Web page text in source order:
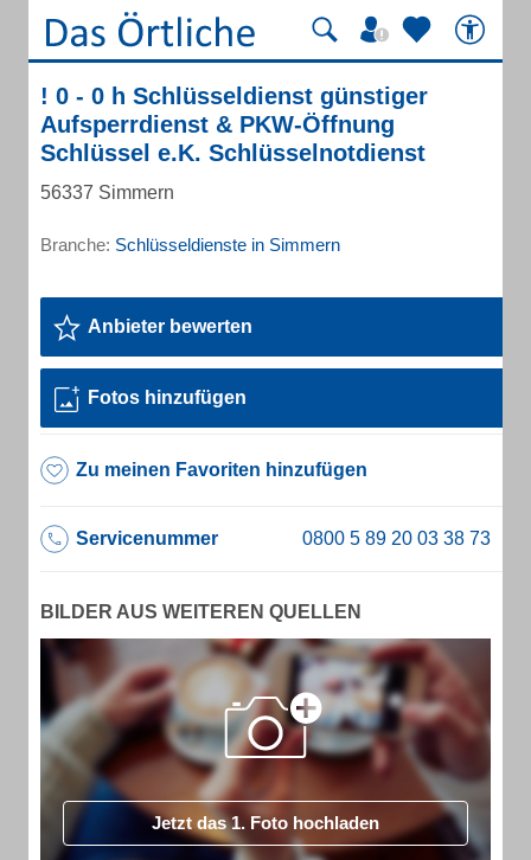
! 0 - 0 h Schlüsseldienst günstiger
Aufsperrdienst & PKW-Öffnung
Schlüssel e.K. Schlüsselnotdienst
56337 Simmern
Branche: Schlüsseldienste in Simmern
Anbieter bewerten
Fotos hinzufügen
Zu meinen Favoriten hinzufügen
Servicenummer
BILDER AUS WEITEREN QUELLEN
Jetzt das 1. Foto hochladen